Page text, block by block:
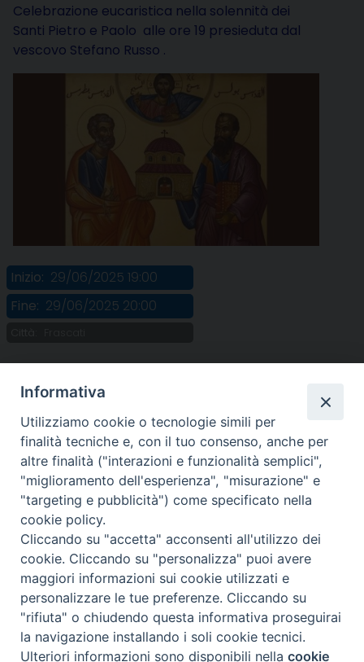
Celebrazione eucaristica nella solennità dei
Santi Pietro e Paolo alle ore 19 presieduta dal
vescovo Stefano Russo .
Inizio: 29/06/2025 19:00
Fine: 29/06/2025 20:00
SEDE:
Piazza Paolo III 10 - 00044 Frascati
Tel. 069420467
Email:
seguici su :
Facebook
X YouTube
Feed
Preferenze Cookie
Informativa
Utilizziamo cookie o tecnologie simili per
finalità tecniche e, con il tuo consenso, anche per
altre finalità ("interazioni e funzionalità semplici",
"miglioramento dell'esperienza", "misurazione" e
"targeting e pubblicità") come specificato nella
cookie policy.
Cliccando su "accetta" acconsenti all'utilizzo dei
cookie. Cliccando su "personalizza" puoi avere
maggiori informazioni sui cookie utilizzati e
personalizzare le tue preferenze. Cliccando su
"rifiuta" o chiudendo questa informativa proseguirai
la navigazione installando i soli cookie tecnici.
Ulteriori informazioni sono disponibili nellacookie